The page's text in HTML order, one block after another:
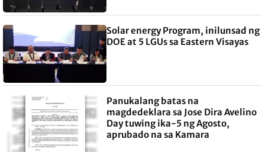
Solar energy Program, inilunsad ng
DOE at 5 LGUs sa Eastern Visayas
Panukalang batas na
magdedeklara sa Jose Dira Avelino
Day tuwing ika-5 ng Agosto,
aprubado na sa Kamara